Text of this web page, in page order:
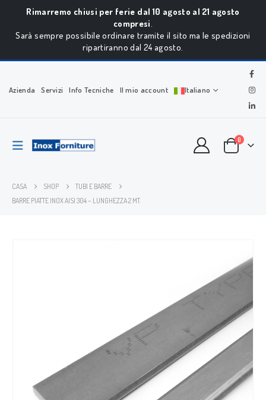
Rimarremo chiusi per ferie dal 10 agosto al 21 agosto
compresi.
Sarà sempre possibile ordinare tramite il sito ma le spedizioni
ripartiranno dal 24 agosto.
Azienda Servizi Info Tecniche Il mio account Italiano
0
CASA SHOP
TUBI E BARRE
BARRE PIATTE INOX AISI 304 – LUNGHEZZA 2 MT.